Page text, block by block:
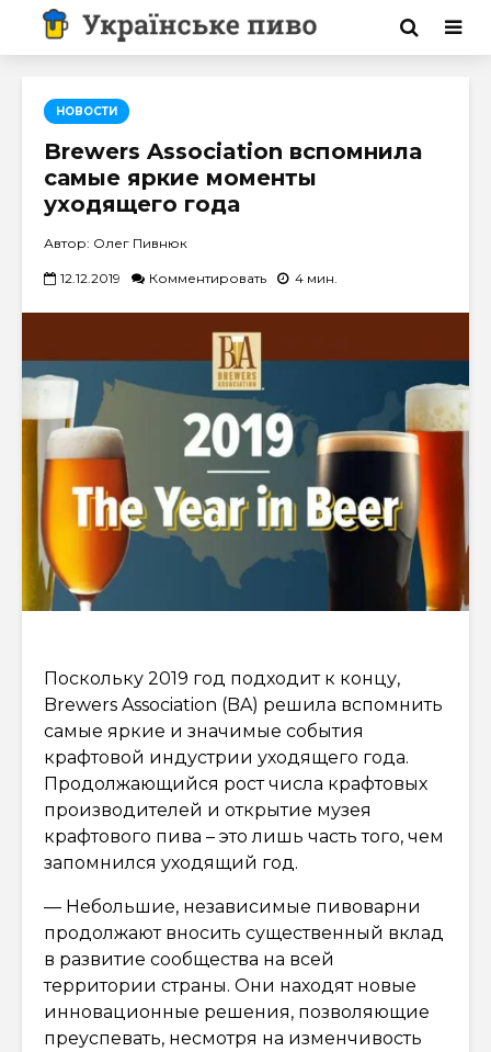
НОВОСТИ
Brewers Association вспомнила
самые яркие моменты
уходящего года
Автор: Олег Пивнюк
12.12.2019 Комментировать 4 мин.
Поскольку 2019 год подходит к концу,
Brewers Association (BA) решила вспомнить
самые яркие и значимые события
крафтовой индустрии уходящего года.
Продолжающийся рост числа крафтовых
производителей и открытие музея
крафтового пива – это лишь часть того, чем
запомнился уходящий год.
— Небольшие, независимые пивоварни
продолжают вносить существенный вклад
в развитие сообщества на всей
территории страны. Они находят новые
инновационные решения, позволяющие
преуспевать, несмотря на изменчивость